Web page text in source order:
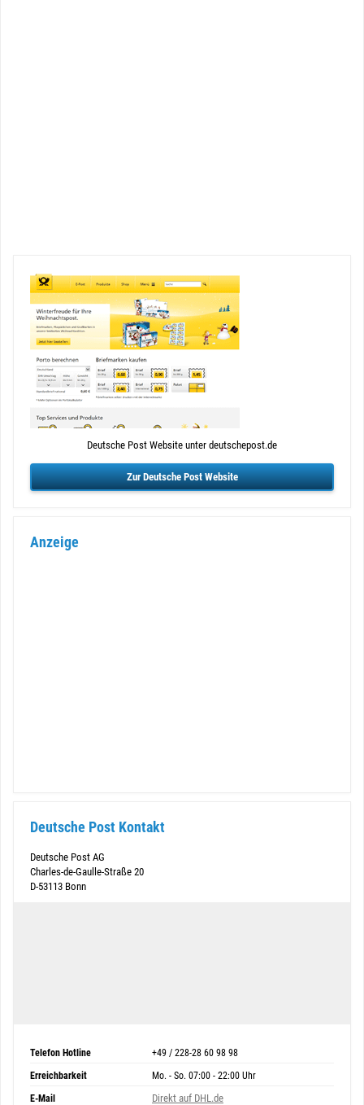
Deutsche Post Website unter deutschepost.de
Zur Deutsche Post Website
Anzeige
Deutsche Post Kontakt
Deutsche Post AG
Charles-de-Gaulle-Straße 20
D-53113 Bonn
Telefon Hotline
+49 / 228-28 60 98 98
Erreichbarkeit
Mo. - So. 07:00 - 22:00 Uhr
E-Mail
Direkt auf DHL.de